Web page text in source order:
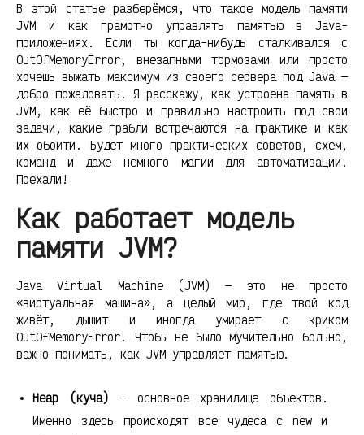
В этой статье разберёмся, что такое модель памяти
JVM и как грамотно управлять памятью в Java-
приложениях. Если ты когда-нибудь сталкивался с
OutOfMemoryError, внезапными тормозами или просто
хочешь выжать максимум из своего сервера под Java —
добро пожаловать. Я расскажу, как устроена память в
JVM, как её быстро и правильно настроить под свои
задачи, какие грабли встречаются на практике и как
их обойти. Будет много практических советов, схем,
команд и даже немного магии для автоматизации.
Поехали!
Как работает модель
памяти JVM?
Java Virtual Machine (JVM) — это не просто
«виртуальная машина», а целый мир, где твой код
живёт, дышит и иногда умирает с криком
OutOfMemoryError. Чтобы не было мучительно больно,
важно понимать, как JVM управляет памятью.
Heap (куча) — основное хранилище объектов.
Именно здесь происходят все чудеса с new и